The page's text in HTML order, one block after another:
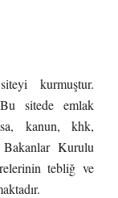
kurmuştur.
sitede emlak
kanun, khk,
Bakanlar Kurulu
tebliğ ve